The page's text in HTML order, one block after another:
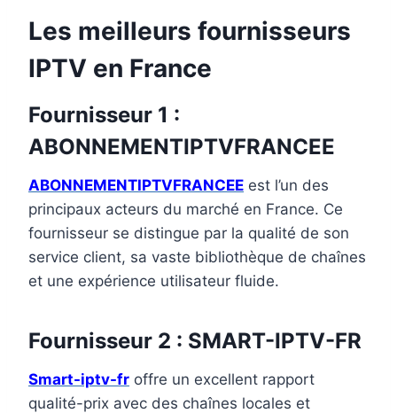
Les meilleurs fournisseurs
IPTV en France
Fournisseur 1 :
ABONNEMENTIPTVFRANCEE
ABONNEMENTIPTVFRANCEE est l’un des
principaux acteurs du marché en France. Ce
fournisseur se distingue par la qualité de son
service client, sa vaste bibliothèque de chaînes
et une expérience utilisateur fluide.
Fournisseur 2 : SMART-IPTV-FR
Smart-iptv-fr offre un excellent rapport
qualité-prix avec des chaînes locales et